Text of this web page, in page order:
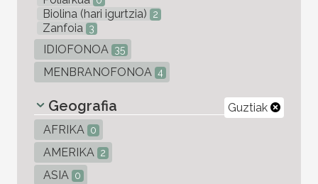
Biolina (hari igurtzia) 2
Zanfoia 3
IDIOFONOA 35
MENBRANOFONOA 4
Guztiak
Geografia
AFRIKA 0
AMERIKA 2
ASIA 0